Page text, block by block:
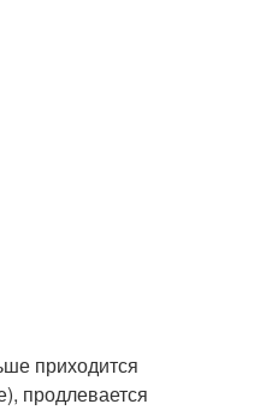
приходится
продлевается